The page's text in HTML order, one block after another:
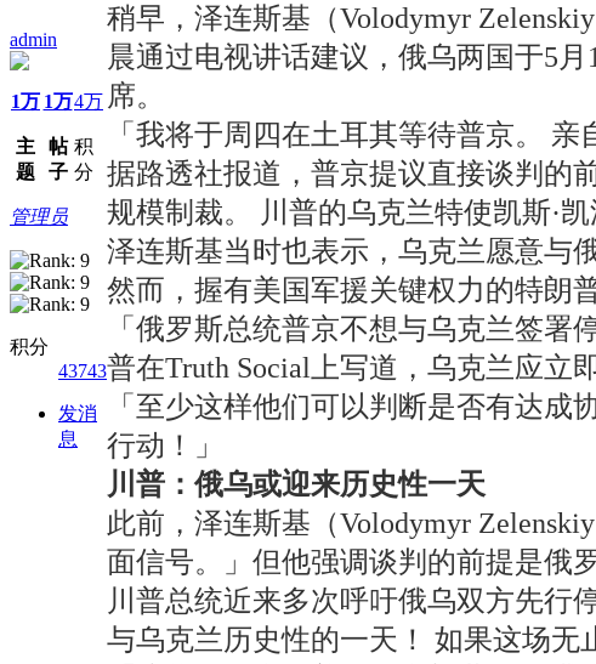
admin
1万
主
题
1万
帖
子
4万
积
分
管理员
积分
43743
发消
息
稍早，泽连斯基（Volodymyr
晨通过电视讲话建议，俄乌两国于5
席。
「我将于周四在土耳其等待普京。
据路透社报道，普京提议直接谈判的
规模制裁。 川普的乌克兰特使凯斯·
泽连斯基当时也表示，乌克兰愿意与
然而，握有美国军援关键权力的特朗
「俄罗斯总统普京不想与乌克兰签
普在Truth Social上写道，乌克兰应立
「至少这样他们可以判断是否有达
行动！」
川普：俄乌或迎来历史性一天
此前，泽连斯基（Volodymyr
面信号。」但他强调谈判的前提是俄
川普总统近来多次呼吁俄乌双方先行
与乌克兰历史性的一天！ 如果这场无